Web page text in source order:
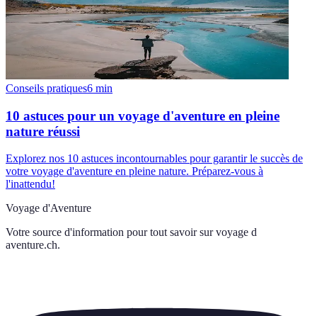
Conseils pratiques6 min
10 astuces pour un voyage d'aventure en pleine
nature réussi
Explorez nos 10 astuces incontournables pour garantir le succès de
votre voyage d'aventure en pleine nature. Préparez-vous à
l'inattendu!
Voyage d'Aventure
Votre source d'information pour tout savoir sur voyage d
aventure.ch.